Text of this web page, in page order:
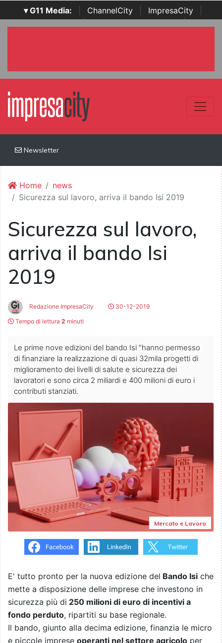
▾ G11 Media: ChannelCity ImpresaCity
SecurityOpenLab | Italian Channel Awards | Italian
Newsletter
Home
news
Sicurezza sul lavoro, arriva il bando Isi 2019
Sicurezza sul lavoro,
arriva il bando Isi
2019
Redazione ImpresaCity
30-12-2019
Tempo di lettura 2 minuti
Le prime nove edizioni del bando Isi "hanno permesso
di finanziare la realizzazione di quasi 32mila progetti di
miglioramento dei livelli di salute e sicurezza dei
lavoratori e sono circa 2 miliardi e 400 milioni di euro i
contributi stanziati.
Mercato e Lavoro
E' tutto pronto per la nuova edizione del Bando Isi che
mette a disposizione delle imprese che investono in
sicurezza più di 250 milioni di euro di incentivi a
fondo perduto, ripartiti su base regionale.
Il bando, giunto alla decima edizione, finanzia le micro
e piccole imprese operanti nel settore agricolo per